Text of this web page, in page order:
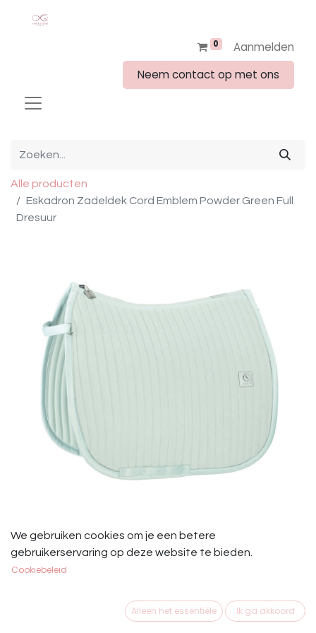
0
Aanmelden
Neem contact op met ons
Alle producten
Eskadron Zadeldek Cord Emblem Powder Green Full
Dresuur
Eskadron Zadeldek Cord Emblem
Powder Green Full Dresuur
We gebruiken cookies om je een betere
gebruikerservaring op deze website te bieden.
Cookiebeleid
Alleen het essentiële Ik ga akkoord